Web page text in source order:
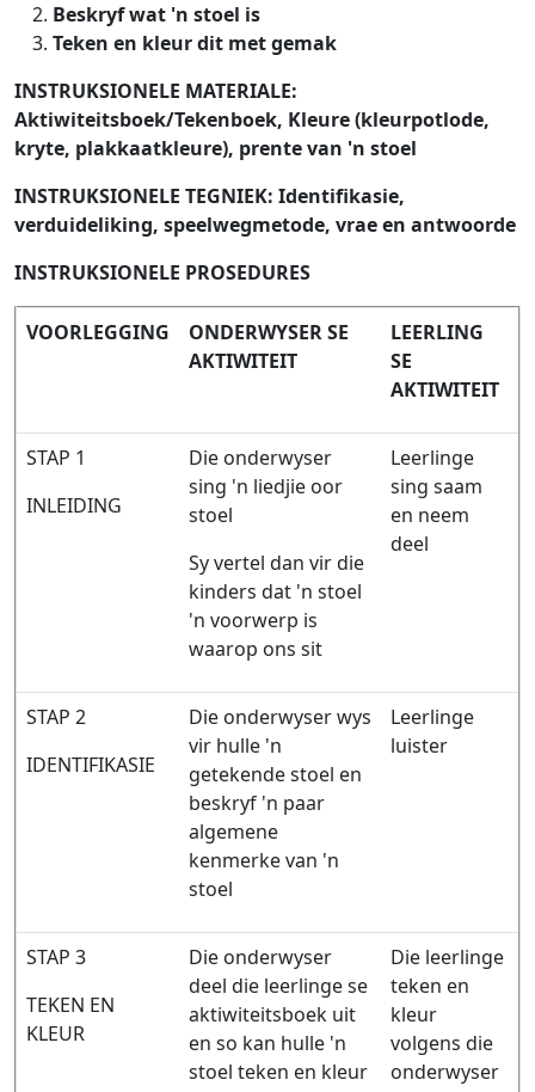
Beskryf wat 'n stoel is
Teken en kleur dit met gemak
INSTRUKSIONELE MATERIALE:
Aktiwiteitsboek/Tekenboek, Kleure (kleurpotlode,
kryte, plakkaatkleure), prente van 'n stoel
INSTRUKSIONELE TEGNIEK: Identifikasie,
verduideliking, speelwegmetode, vrae en antwoorde
INSTRUKSIONELE PROSEDURES
VOORLEGGING
ONDERWYSER SE
AKTIWITEIT
LEERLING
SE
AKTIWITEIT
STAP 1
INLEIDING
Die onderwyser
sing 'n liedjie oor
stoel
Sy vertel dan vir die
kinders dat 'n stoel
'n voorwerp is
waarop ons sit
Leerlinge
sing saam
en neem
deel
STAP 2
IDENTIFIKASIE
Die onderwyser wys
vir hulle 'n
getekende stoel en
beskryf 'n paar
algemene
kenmerke van 'n
stoel
Leerlinge
luister
STAP 3
TEKEN EN
KLEUR
Die onderwyser
deel die leerlinge se
aktiwiteitsboek uit
en so kan hulle 'n
stoel teken en kleur
Die leerlinge
teken en
kleur
volgens die
onderwyser